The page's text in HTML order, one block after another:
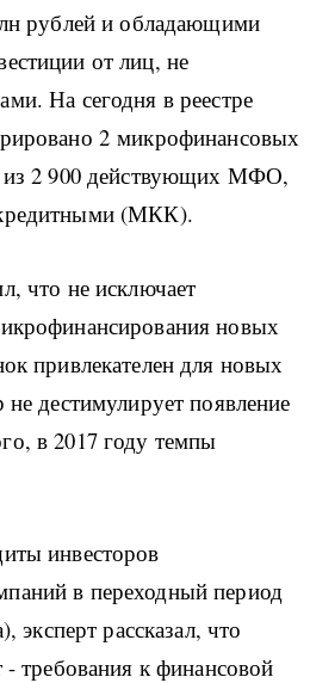
рублей и обладающими
от лиц, не
На сегодня в реестре
2 микрофинансовых
из 2 900 действующих МФО,
(МКК).
что не исключает
новых
привлекателен для новых
не дестимулирует появление
в 2017 году темпы
инвесторов
в переходный период
эксперт рассказал, что
- требования к финансовой